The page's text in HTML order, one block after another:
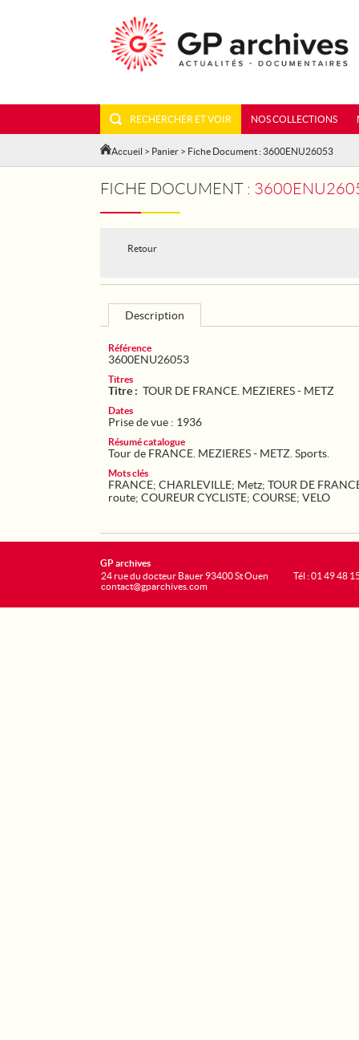
RECHERCHER ET VOIR NOS COLLECTIONS
Accueil > Panier > Fiche Document : 3600ENU26053
FICHE DOCUMENT :
Retour
Description
Référence
3600ENU26053
Titres
Titre : TOUR DE FRANCE. MEZIERES - METZ
Dates
Prise de vue : 1936
Résumé catalogue
Tour de FRANCE. MEZIERES - METZ. Sports.
Mots clés
FRANCE; CHARLEVILLE; Metz; TOUR DE
route; COUREUR CYCLISTE; COURSE; VELO
GP archives
24 rue du docteur Bauer 93400 St Ouen
contact@gparchives.com
Tél : 01 49 48